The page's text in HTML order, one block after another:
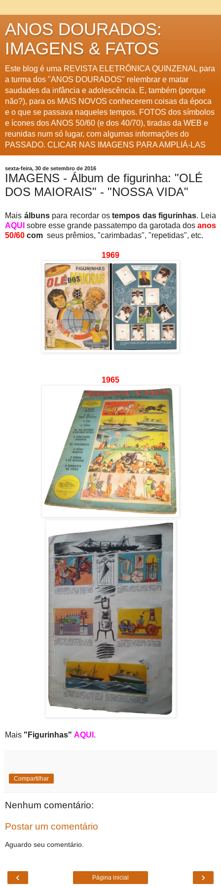
ANOS DOURADOS:
IMAGENS & FATOS
Este blog é uma REVISTA ELETRÔNICA QUINZENAL para
a turma dos "ANOS DOURADOS" relembrar e matar
saudades da infância e adolescência. E, também (porque
não?), para os MAIS NOVOS conhecerem coisas da época
e o que se passava naqueles tempos. FOTOS dos símbolos
e ícones dos ANOS 50/60 (e dos 40/70), tiradas da WEB e
reunidas num só lugar, com algumas informações do
PASSADO. CLICAR NAS IMAGENS PARA AMPLIÁ-LAS
sexta-feira, 30 de setembro de 2016
IMAGENS - Álbum de figurinha: "OLÉ
DOS MAIORAIS" - "NOSSA VIDA"
Mais álbunspara recordar ostempos das figurinhas. Leia
AQUI sobre esse grande passatempo da garotada dos anos
50/60 com seus prêmios, "carimbadas", "repetidas", etc.
1969
1965
Mais "Figurinhas" AQUI .
Compartilhar
Nenhum comentário:
Postar um comentário
Aguardo seu comentário.
‹ ›
Página inicial